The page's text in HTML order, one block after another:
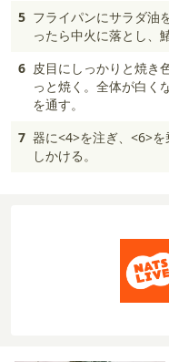
5 フライパンにサラダ油
ったら中火に落とし、
6 皮目にしっかりと焼き
っと焼く。全体が白く
を通す。
7 器に<4>を注ぎ、<6>
しかける。